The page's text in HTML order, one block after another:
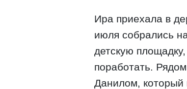
Ира приехала в
июля собрались
детскую
поработать.
Данилом, который